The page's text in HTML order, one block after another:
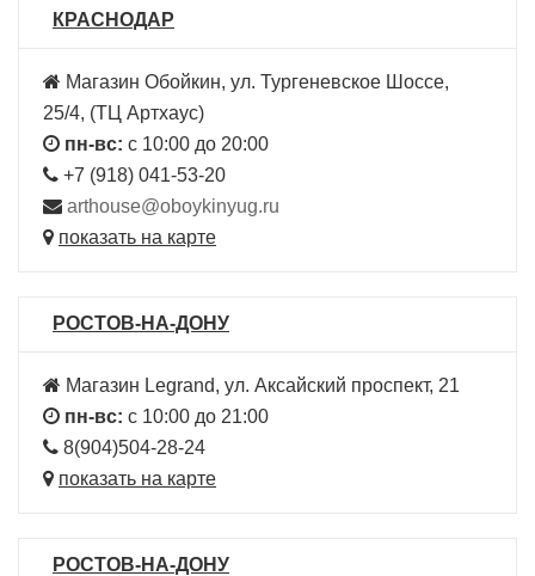
КРАСНОДАР
Магазин Обойкин, ул. Тургеневское Шоссе,
25/4, (ТЦ Артхаус)
пн-вс: с 10:00 до 20:00
+7 (918) 041-53-20
arthouse@oboykinyug.ru
показать на карте
РОСТОВ-НА-ДОНУ
Магазин Legrand, ул. Аксайский проспект, 21
пн-вс: с 10:00 до 21:00
8(904)504-28-24
показать на карте
РОСТОВ-НА-ДОНУ